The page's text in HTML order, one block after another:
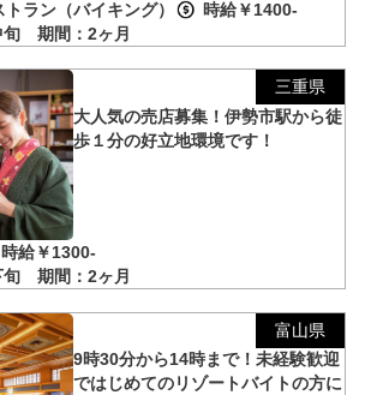
トラン（バイキング）
時給￥1400-
旬 期間：2ヶ月
三重県
大人気の売店募集！伊勢市駅から徒
歩１分の好立地環境です！
時給￥1300-
旬 期間：2ヶ月
富山県
9時30分から14時まで！未経験歓迎
ではじめてのリゾートバイトの方に